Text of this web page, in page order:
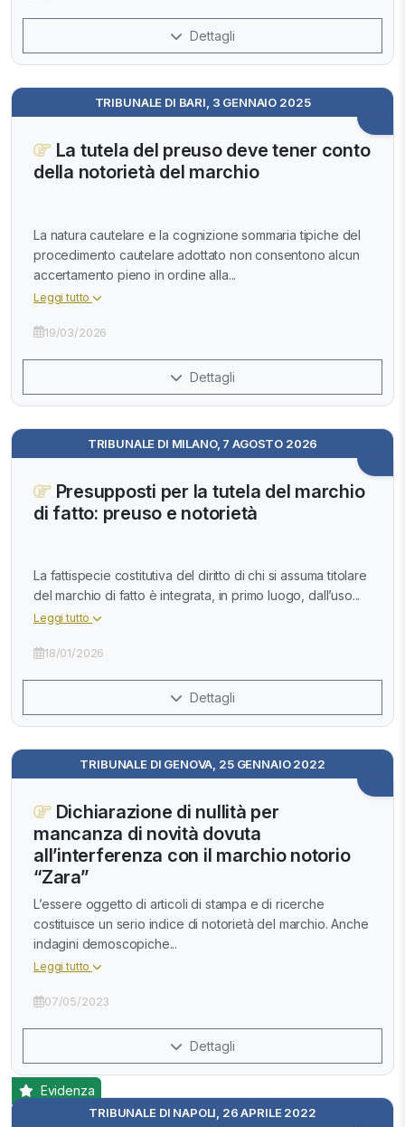
Dettagli
TRIBUNALE DI BARI, 3 GENNAIO 2025
La tutela del preuso deve tener conto
della notorietà del marchio
La natura cautelare e la cognizione sommaria tipiche del
procedimento cautelare adottato non consentono alcun
accertamento pieno in ordine alla...
Leggi tutto
19/03/2026
Dettagli
TRIBUNALE DI MILANO, 7 AGOSTO 2026
Presupposti per la tutela del marchio
di fatto: preuso e notorietà
La fattispecie costitutiva del diritto di chi si assuma titolare
del marchio di fatto è integrata, in primo luogo, dall’uso...
Leggi tutto
18/01/2026
Dettagli
TRIBUNALE DI GENOVA, 25 GENNAIO 2022
Dichiarazione di nullità per
mancanza di novità dovuta
all’interferenza con il marchio notorio
“Zara”
L’essere oggetto di articoli di stampa e di ricerche
costituisce un serio indice di notorietà del marchio. Anche
indagini demoscopiche...
Leggi tutto
07/05/2023
Dettagli
TRIBUNALE DI NAPOLI, 26 APRILE 2022
Evidenza